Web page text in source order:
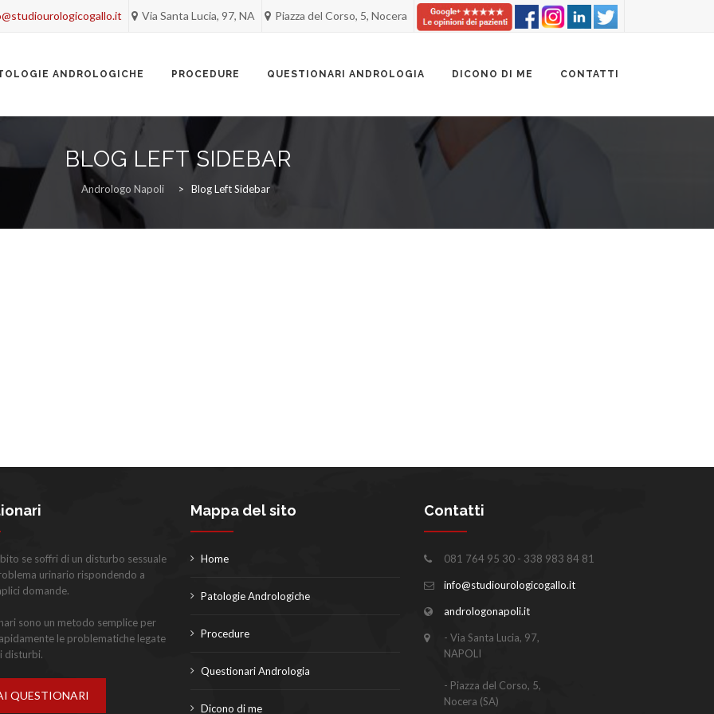
Via Santa Lucia, 97, NA
Piazza del Corso, 5, Nocera
ANDROLOGICHE PROCEDURE QUESTIONARI ANDROLOGIA DICONO DI ME CONTATTI
BLOG LEFT SIDEBAR
Andrologo Napoli > Blog Left Sidebar
se soffri di un disturbo sessuale
urinario rispondendo a
domande.
sono un metodo semplice per
le problematiche legate
disturbi.
QUESTIONARI
Mappa del sito
Home
Patologie Andrologiche
Procedure
Questionari Andrologia
Dicono di me
Contatti
081 764 95 30 - 338 983 84 81
info@studiourologicogallo.it
andrologonapoli.it
- Via Santa Lucia, 97,
NAPOLI
- Piazza del Corso, 5,
Nocera (SA)